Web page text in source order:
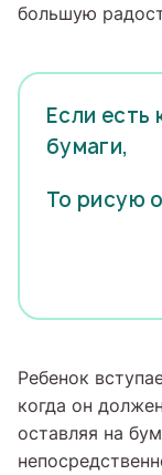
большую
Если есть
бумаги,
То рисую
(Т.
Ребенок
когда он
оставляя на